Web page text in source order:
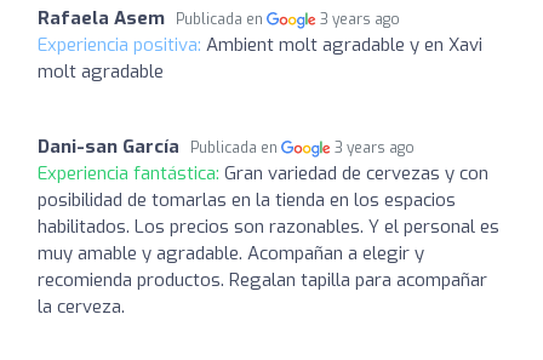
Rafaela Asem Publicada en 3 years ago
Experiencia positiva: Ambient molt agradable y en Xavi
molt agradable
Dani-san García Publicada en 3 years ago
Experiencia fantástica: Gran variedad de cervezas y con
posibilidad de tomarlas en la tienda en los espacios
habilitados. Los precios son razonables. Y el personal es
muy amable y agradable. Acompañan a elegir y
recomienda productos. Regalan tapilla para acompañar
la cerveza.